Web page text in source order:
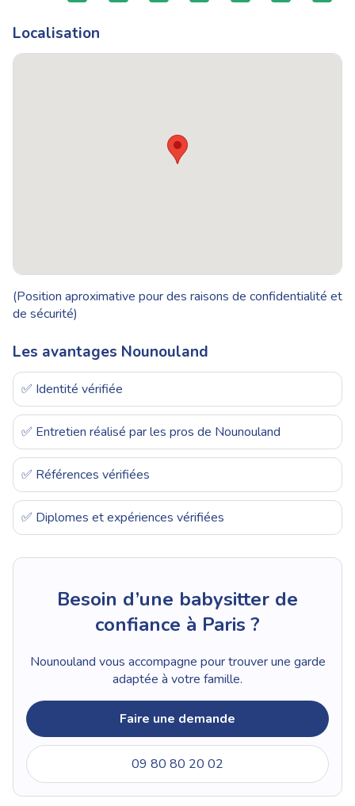
Localisation
(Position aproximative pour des raisons de confidentialité et
de sécurité)
Les avantages Nounouland
✅ Identité vérifiée
✅ Entretien réalisé par les pros de Nounouland
✅ Références vérifiées
✅ Diplomes et expériences vérifiées
Besoin d’une babysitter de
confiance à Paris ?
Nounouland vous accompagne pour trouver une garde
adaptée à votre famille.
Faire une demande
09 80 80 20 02